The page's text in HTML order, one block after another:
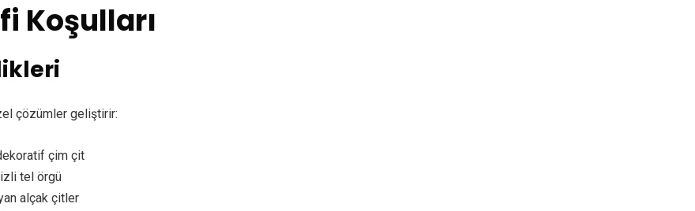
Koşulları
çözümler geliştirir:
çim çit
tel örgü
alçak çitler